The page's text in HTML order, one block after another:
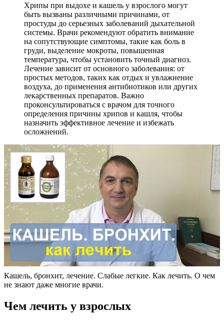
Хрипы при выдохе и кашель у взрослого могут
быть вызваны различными причинами, от
простуды до серьезных заболеваний дыхательной
системы. Врачи рекомендуют обратить внимание
на сопутствующие симптомы, такие как боль в
груди, выделение мокроты, повышенная
температура, чтобы установить точный диагноз.
Лечение зависит от основного заболевания: от
простых методов, таких как отдых и увлажнение
воздуха, до применения антибиотиков или других
лекарственных препаратов. Важно
проконсультироваться с врачом для точного
определения причины хрипов и кашля, чтобы
назначить эффективное лечение и избежать
осложнений.
Кашель, бронхит, лечение. Слабые легкие. Как лечить. О чем
не знают даже многие врачи.
Чем лечить у взрослых